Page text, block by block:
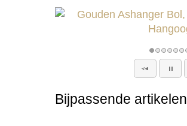
Bijpassende artikelen